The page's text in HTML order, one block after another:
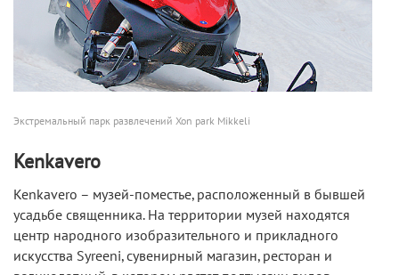
Экстремальный парк развлечений Xon park Mikkeli
Kenkavero
Kenkavero – музей-поместье, расположенный в бывшей
усадьбе священника. На территории музей находятся
центр народного изобразительного и прикладного
искусства Syreeni, сувенирный магазин, ресторан и